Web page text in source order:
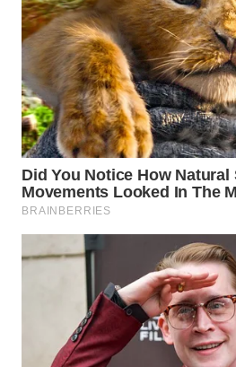
Group
WAHANA
NEWS
WAHANA
TANI
WAHANA
ADVOKAT
WAHANA
INFRASTRUKTUR
WAHANA
KONSUMEN